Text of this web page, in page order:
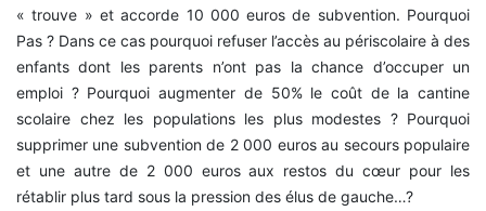
« trouve » et accorde 10 000 euros de subvention. Pourquoi
Pas ? Dans ce cas pourquoi refuser l’accès au périscolaire à des
enfants dont les parents n’ont pas la chance d’occuper un
emploi ? Pourquoi augmenter de 50% le coût de la cantine
scolaire chez les populations les plus modestes ? Pourquoi
supprimer une subvention de 2 000 euros au secours populaire
et une autre de 2 000 euros aux restos du cœur pour les
rétablir plus tard sous la pression des élus de gauche…?